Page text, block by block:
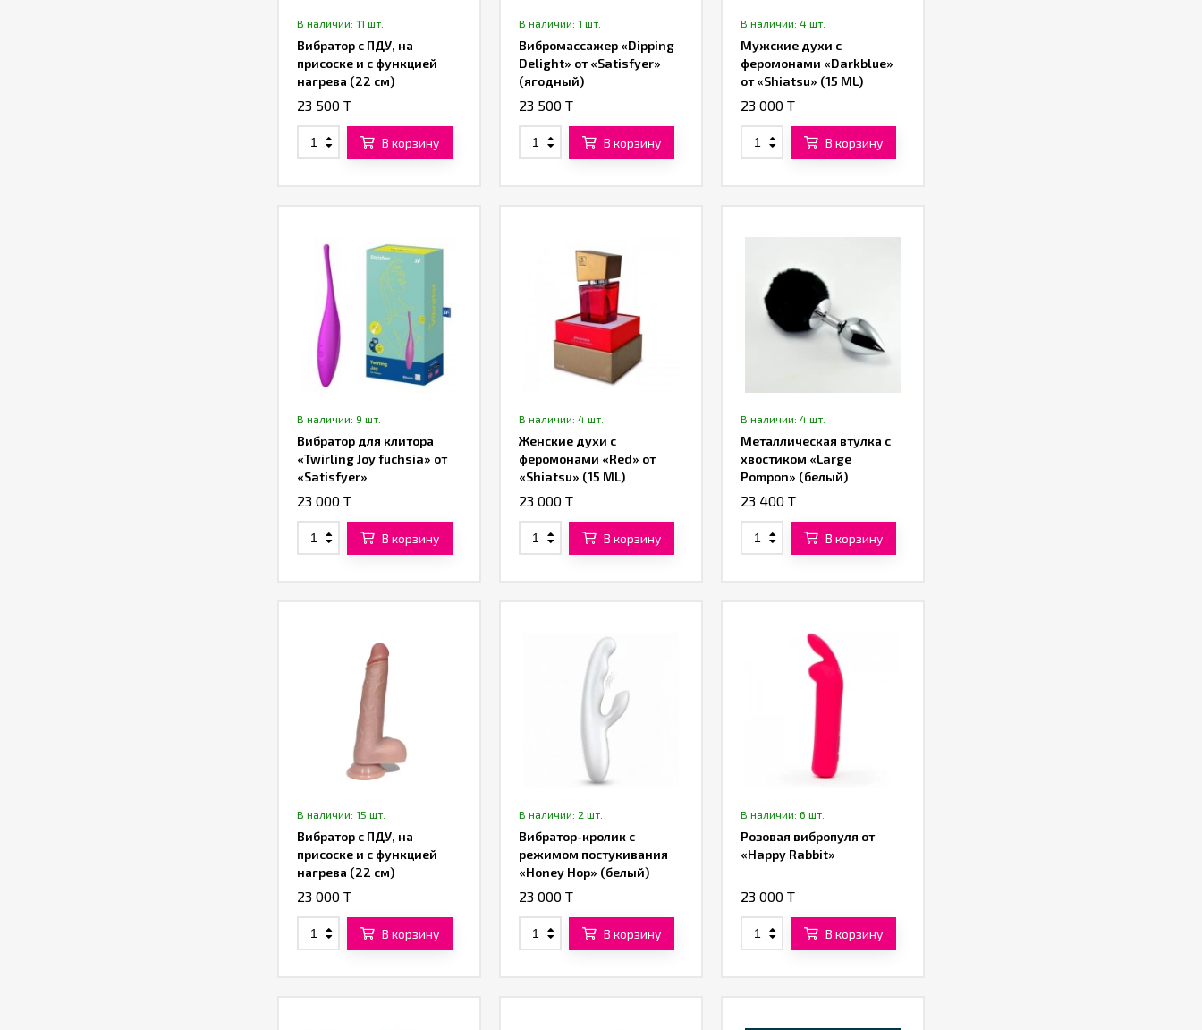
В наличии: 11 шт.
Вибратор с ПДУ, на
присоске и с функцией
нагрева (22 см)
(коричневый)
23 500 T
В корзину
В наличии: 1 шт.
Вибромассажер «Dipping
Delight» от «Satisfyer»
(ягодный)
23 500 T
В корзину
В наличии: 4 шт.
Мужские духи с
феромонами «Darkblue»
от «Shiatsu» (15 ML)
23 000 T
В корзину
В наличии: 9 шт.
Вибратор для клитора
«Twirling Joy fuchsia» от
«Satisfyer»
23 000 T
В корзину
В наличии: 4 шт.
Женские духи с
феромонами «Red» от
«Shiatsu» (15 ML)
23 000 T
В корзину
В наличии: 4 шт.
Металлическая втулка с
хвостиком «Large
Pompon» (белый)
23 400 T
В корзину
В наличии: 15 шт.
Вибратор с ПДУ, на
присоске и с функцией
нагрева (22 см)
23 000 T
В корзину
В наличии: 2 шт.
Вибратор-кролик с
режимом постукивания
«Honey Hop» (белый)
23 000 T
В корзину
В наличии: 6 шт.
Розовая вибропуля от
«Happy Rabbit»
23 000 T
В корзину